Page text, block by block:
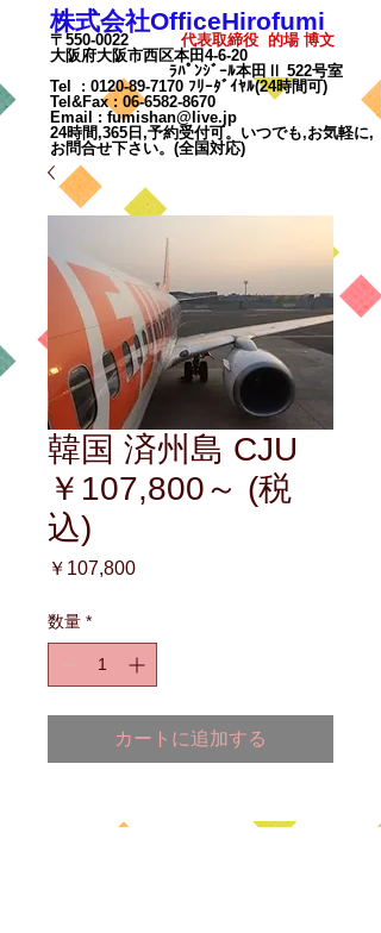
株式会社OfficeHirofumi
〒550-0022 代表取締役 的場 博文
大阪府大阪市西区本田4-6-20
ﾗﾊﾟﾝｼﾞｰﾙ本田Ⅱ 522号室
Tel : 0120-89-7170 ﾌﾘｰﾀﾞｲﾔﾙ(24時間可)
Tel&Fax : 06-6582-8670
Email
: fumishan@live.jp
24時間,365日,予約受付可。いつでも,お気軽に,
お問合せ下さい。(全国対応)
カート
韓国 済州島 CJU
￥107,800～ (税
込)
￥107,800価
数量 *
カートに追加する